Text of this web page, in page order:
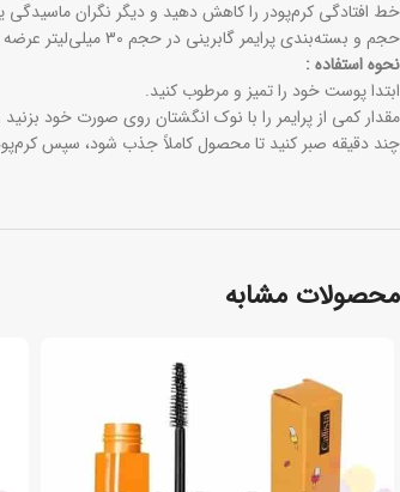
خط افتادگی کرم‌پودر را کاهش دهید و دیگر نگران
حجم و بسته‌بندی پرایمر گابرینی در حجم 30 میلی‌لیتر عرضه می‌شود و با کیفیتی فوق‌العاده، یک انتخاب ایده‌آل برای زیرسازی آرایش محسوب می‌شود.
نحوه استفاده :
ابتدا پوست خود را تمیز و مرطوب کنید.
مقدار کمی از پرایمر را با نوک انگشتان روی صورت خود
چند دقیقه صبر کنید تا محصول کاملاً جذب شود، سپس
محصولات مشابه